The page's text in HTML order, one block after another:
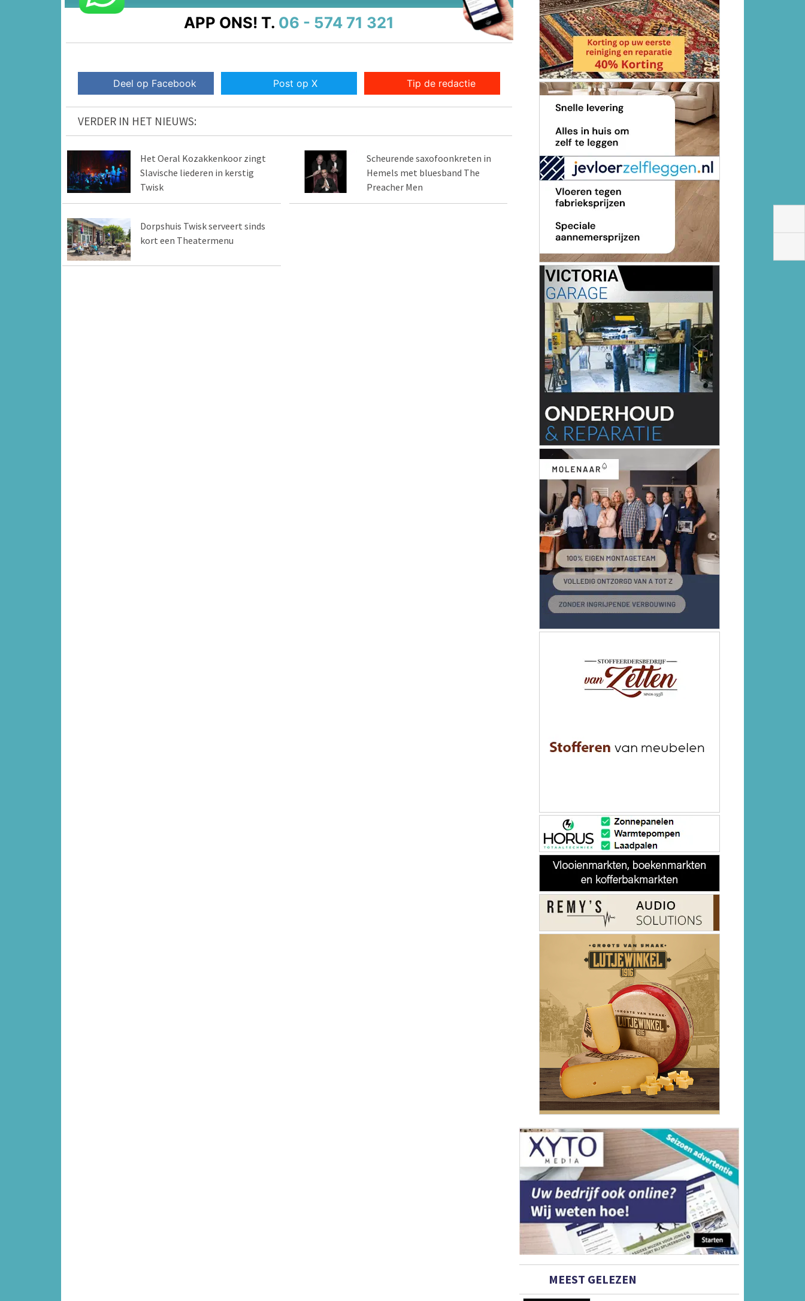
APP ONS! T. 06 - 574 71 321
Deel op Facebook Post op X Tip de redactie
VERDER IN HET NIEUWS:
Het Oeral Kozakkenkoor zingt
Slavische liederen in kerstig
Twisk
Scheurende saxofoonkreten in
Hemels met bluesband The
Preacher Men
Dorpshuis Twisk serveert sinds
kort een Theatermenu
MEEST GELEZEN